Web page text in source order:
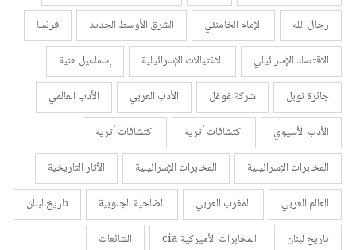
رجال الله
الإمام الخامنئي الشرق الأوسط الجديد
فرنسا
الاقتصاد الإسرائيلي
الاغتيالات الإسرائيلية
إسماعيل هنية
جائزة نوبل
شركة غوغل الأدب العربي
الأدب العالمي
الأدب الأسيوي
اكتشافات أثرية
اكتشافات أثرية
المخابرات الإسرائيلية
المخابرات الإسرائيلية
الأثار التاريخية
العالم العربي
المغرب العربي الضاحية الجنوبية
تاريخ لبنان
تاريخ لبنان
المخابرات الأميركية cia
الشائعات